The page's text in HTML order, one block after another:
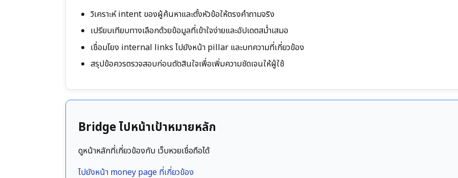
วิเคราะห์ intent ของผู้ค้นหาและตั้งหัวข้อให้ตรงคำถามจริง
เปรียบเทียบทางเลือกด้วยข้อมูลที่เข้าใจง่ายและอัปเดตสม่ำเสมอ
เชื่อมโยง internal links ไปยังหน้า pillar และบทความที่เกี่ยวข้อง
สรุปข้อควรตรวจสอบก่อนตัดสินใจเพื่อเพิ่มความชัดเจนให้ผู้ใช้
Bridge ไปหน้าเป้าหมายหลัก
ดูหน้าหลักที่เกี่ยวข้องกับ เว็บหวยเชื่อถือได้
ไปยังหน้า money page ที่เกี่ยวข้อง